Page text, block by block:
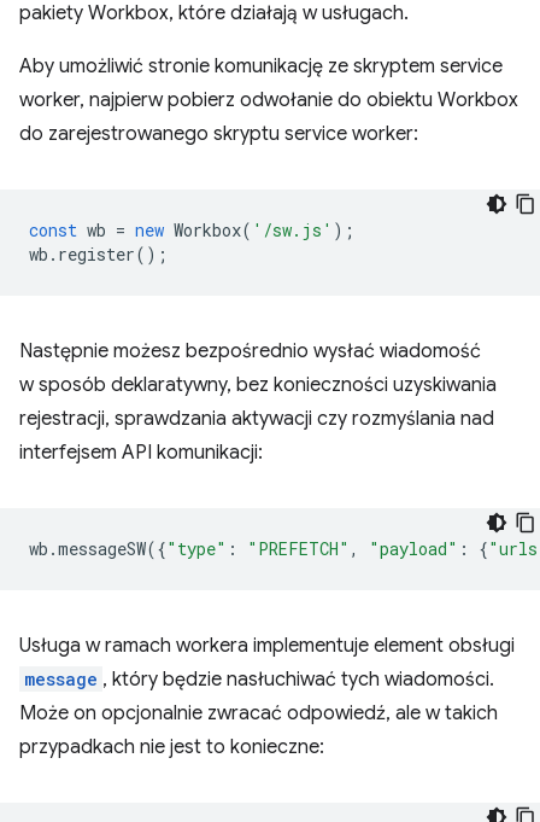
pakiety Workbox, które działają w usługach.
Aby umożliwić stronie komunikację ze skryptem service
worker, najpierw pobierz odwołanie do obiektu Workbox
do zarejestrowanego skryptu service worker:
const wb = new Workbox( '/sw.js' );
wb . register();
Następnie możesz bezpośrednio wysłać wiadomość
w sposób deklaratywny, bez konieczności uzyskiwania
rejestracji, sprawdzania aktywacji czy rozmyślania nad
interfejsem API komunikacji:
wb .messageSW({"type" : "PREFETCH" , "payload" : {
Usługa w ramach workera implementuje element obsługi
message , który będzie nasłuchiwać tych wiadomości.
Może on opcjonalnie zwracać odpowiedź, ale w takich
przypadkach nie jest to konieczne: